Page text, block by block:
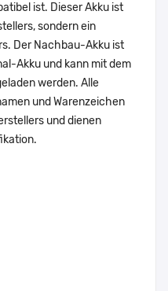
ist. Dieser Akku ist
sondern ein
Der Nachbau-Akku ist
Akku und kann mit dem
werden. Alle
und Warenzeichen
und dienen